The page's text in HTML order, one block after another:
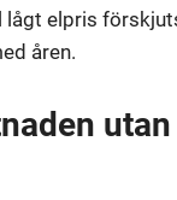
lågt elpris
åren.